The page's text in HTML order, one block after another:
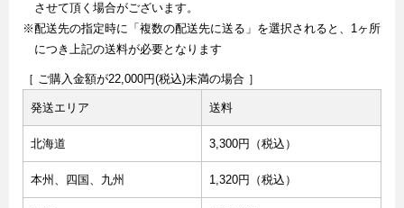
させて頂く場合がございます。
※配送先の指定時に「複数の配送先に送る」を選択されると、1ヶ所
につき上記の送料が必要となります
［ ご購入金額が22,000円(税込)未満の場合 ］
発送エリア 送料
北海道 3,300円（税込）
本州、四国、九州 1,320円（税込）